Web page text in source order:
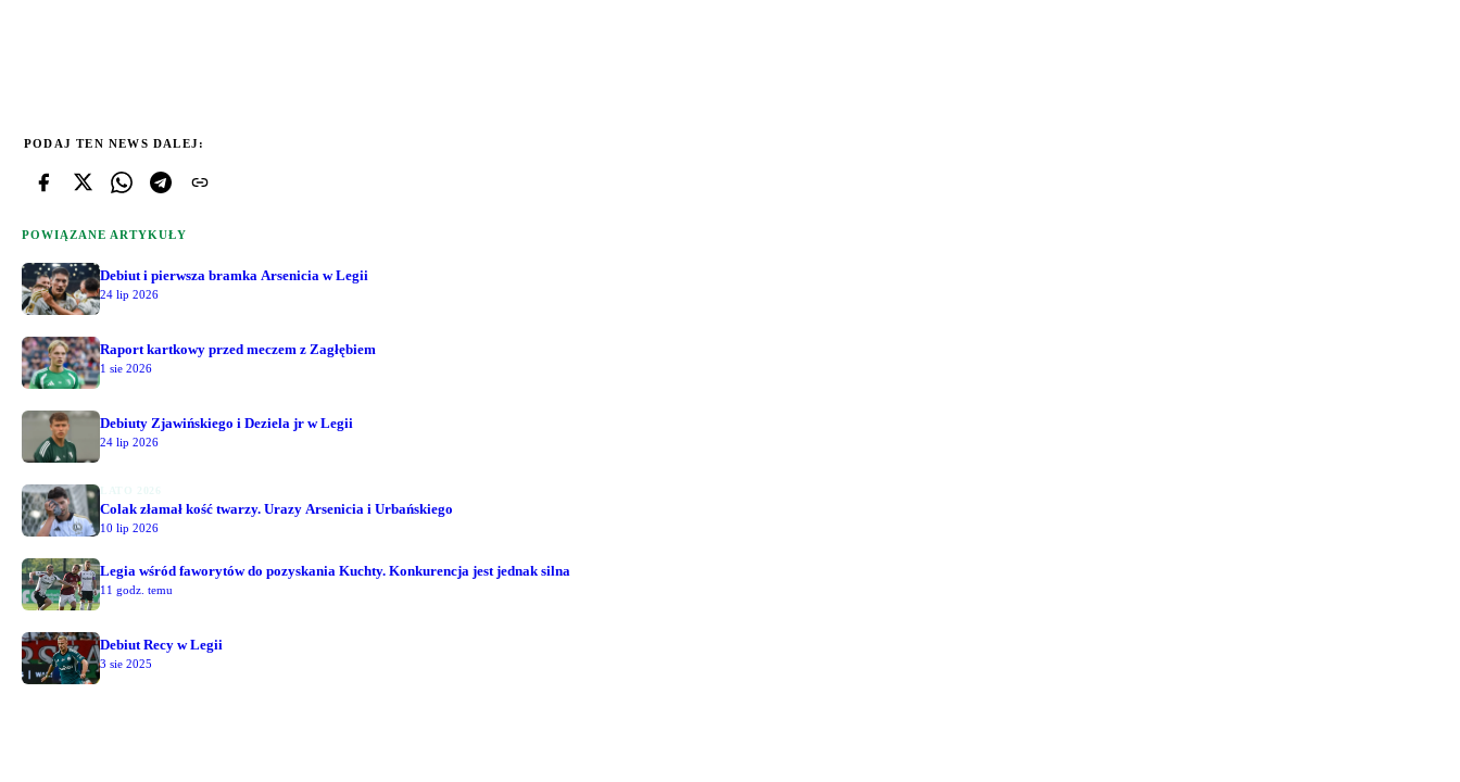
PODAJ TEN NEWS DALEJ:
POWIĄZANE ARTYKUŁY
Debiut i pierwsza bramka Arsenicia w Legii
24 lip 2026
Raport kartkowy przed meczem z Zagłębiem
1 sie 2026
Debiuty Zjawińskiego i Deziela jr w Legii
24 lip 2026
Colak złamał kość twarzy. Urazy Arsenicia i Urbańskiego
10 lip 2026
Legia wśród faworytów do pozyskania Kuchty. Konkurencja jest jednak silna
11 godz. temu
Debiut Recy w Legii
3 sie 2025